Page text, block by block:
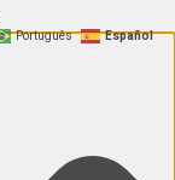
Português Español